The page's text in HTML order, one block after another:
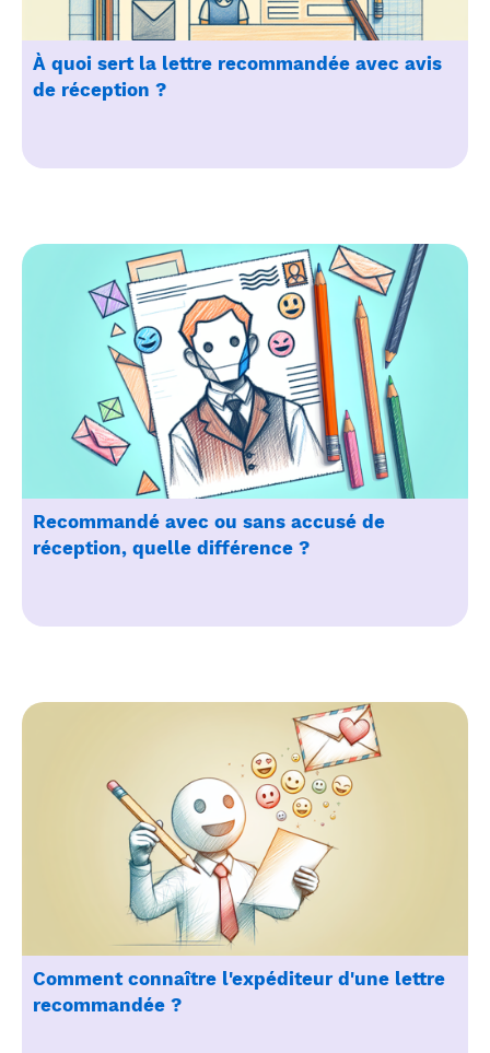
À quoi sert la lettre recommandée avec avis
de réception ?
Recommandé avec ou sans accusé de
réception, quelle différence ?
Comment connaître l'expéditeur d'une lettre
recommandée ?